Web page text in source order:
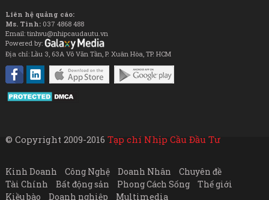
Liên hệ quảng cáo:
Ms. Tình: 037 4868 488
Email: tinhvu@nhipcaudautu.vn
Powered by:
Địa chỉ: Lầu 3, 63A Võ Văn Tần, P. Xuân Hòa, TP. HCM
© Copyright 2009-2016 Tạp chí Nhịp Cầu Đầu Tư
Kinh Doanh Công Nghệ Doanh Nhân
Chuyên đề
Tài Chính
Bất động sản Phong Cách Sống
Thế giới
Kiều bào
Doanh nghiệp Multimedia